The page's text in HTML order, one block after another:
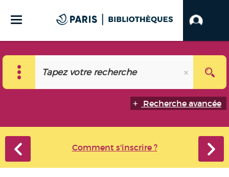
Recherche avancée
Comment s'inscrire ?